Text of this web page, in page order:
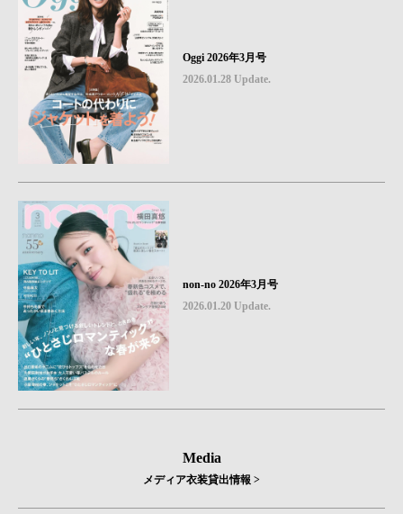
Oggi 2026年3月号
2026.01.28 Update.
non-no 2026年3月号
2026.01.20 Update.
Media
メディア衣装貸出情報 >